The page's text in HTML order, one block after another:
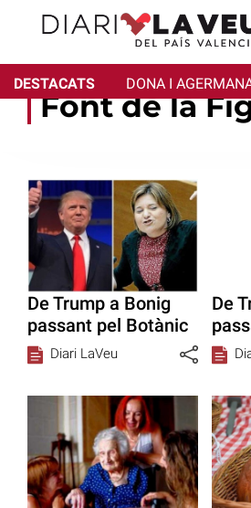
DESTACATS DONA I
Font de la
De Trump a Bonig
passant pel Botànic
Diari LaVeu
De